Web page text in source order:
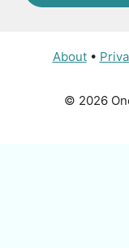
About•
© 2026